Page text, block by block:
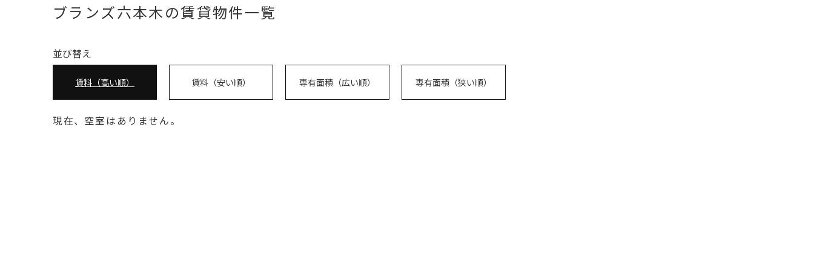
ブランズ六本木の賃貸物件一覧
並び替え
賃料（高い順） 賃料（安い順） 専有面積（広い順） 専有面積（狭い順）
現在、空室はありません。